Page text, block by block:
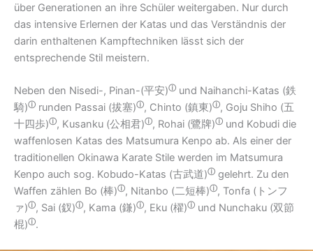
über Generationen an ihre Schüler weitergaben. Nur durch
das intensive Erlernen der Katas und das Verständnis der
darin enthaltenen Kampftechniken lässt sich der
entsprechende Stil meistern.
Neben den Nisedi-, Pinan-(平安)ⓘ und Naihanchi-Katas (鉄
騎)ⓘ runden Passai (拔塞)ⓘ, Chinto (鎮東)ⓘ, Goju Shiho (五
十四歩)ⓘ, Kusanku (公相君)ⓘ, Rohai (鷺牌)ⓘ und Kobudi die
waffenlosen Katas des Matsumura Kenpo ab. Als einer der
traditionellen Okinawa Karate Stile werden im Matsumura
Kenpo auch sog. Kobudo-Katas (古武道)ⓘ gelehrt. Zu den
Waffen zählen Bo (棒)ⓘ, Nitanbo (二短棒)ⓘ, Tonfa ( トンフ
ァ)ⓘ, Sai (釵)ⓘ, Kama (鎌)ⓘ, Eku (櫂)ⓘ und Nunchaku (双節
棍)ⓘ.